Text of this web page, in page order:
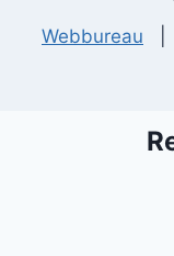
Webbureau |